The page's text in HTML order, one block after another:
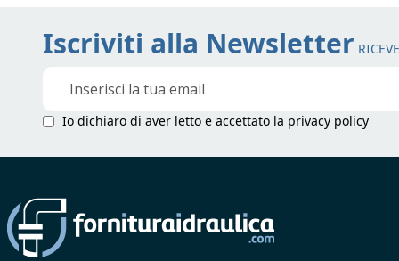
Iscriviti alla Newsletter
Newsletter:
Io dichiaro di aver letto e accettato la privacy policy